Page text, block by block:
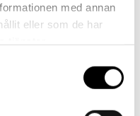
med annan
eller som de har
hjälp?
dig!